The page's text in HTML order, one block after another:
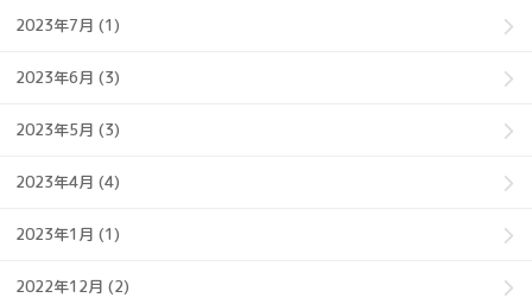
2023年7月 (1)
2023年6月 (3)
2023年5月 (3)
2023年4月 (4)
2023年1月 (1)
2022年12月 (2)